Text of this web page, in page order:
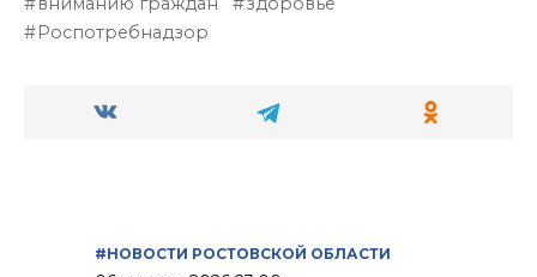
Роспотребнадзор
#НОВОСТИ РОСТОВСКОЙ ОБЛАСТИ